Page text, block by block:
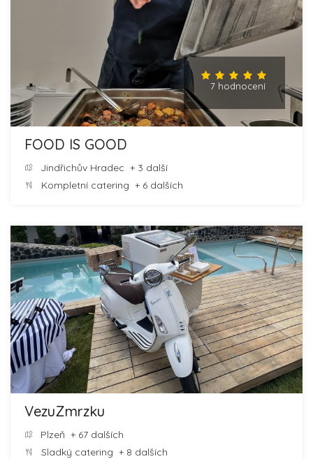
7 hodnocení
FOOD IS GOOD
Jindřichův Hradec + 3 další
Kompletní catering + 6 dalších
VezuZmrzku
Plzeň + 67 dalších
Sladký catering + 8 dalších